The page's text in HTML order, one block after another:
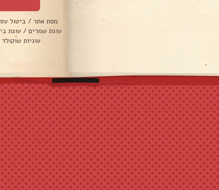
מפת אתר / ביטול
עוגת שמרים / עוגת
עוגיות